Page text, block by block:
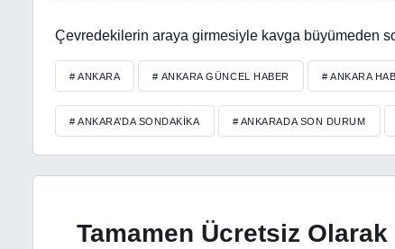
Çevredekilerin araya girmesiyle kavga büyümeden
# ANKARA # ANKARA GÜNCEL HABER # ANKARA
# ANKARA’DA SONDAKIKA # ANKARADA SON DURUM
Tamamen Ücretsiz